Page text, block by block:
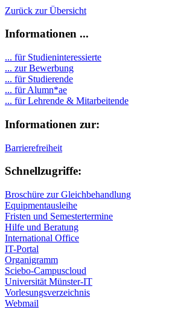
Zurück zur Übersicht
Informationen ...
... für Studieninteressierte
... zur Bewerbung
... für Studierende
... für Alumn*ae
... für Lehrende & Mitarbeitende
Informationen zur:
Barrierefreiheit
Schnellzugriffe:
Broschüre zur Gleichbehandlung
Equipmentausleihe
Fristen und Semestertermine
Hilfe und Beratung
International Office
IT-Portal
Organigramm
Sciebo-Campuscloud
Universität Münster-IT
Vorlesungsverzeichnis
Webmail